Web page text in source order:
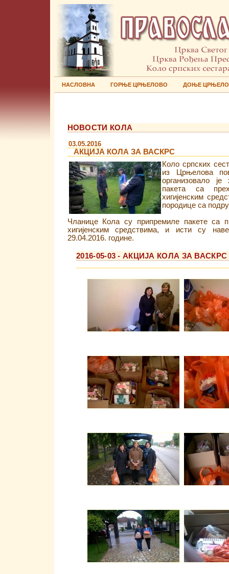
НАСЛОВНА ГОРЊЕ ЦРЊЕЛОВО ДОЊЕ
НОВОСТИ КОЛА
03.05.2016
АКЦИЈА КОЛА ЗА ВАСКРС
Коло српских
из Црњелова
организовало је
пакета са
хигијенским
породице са
Чланице Кола су припремиле пакете са
хигијенским средствима, и исти су
29.04.2016. године.
2016-05-03 - АКЦИЈА КОЛА ЗА ВАСКРС